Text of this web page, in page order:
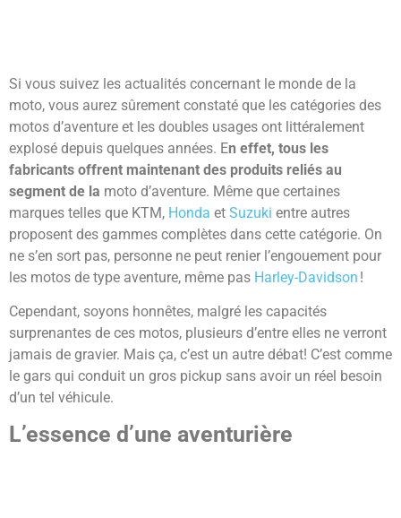
Si vous suivez les actualités concernant le monde de la
moto, vous aurez sûrement constaté que les catégories des
motos d’aventure et les doubles usages ont littéralement
explosé depuis quelques années. En effet, tous les
fabricants offrent maintenant des produits reliés au
segment de la moto d’aventure. Même que certaines
marques telles que KTM, Honda et Suzuki entre autres
proposent des gammes complètes dans cette catégorie. On
ne s’en sort pas, personne ne peut renier l’engouement pour
les motos de type aventure, même pas Harley-Davidson !
Cependant, soyons honnêtes, malgré les capacités
surprenantes de ces motos, plusieurs d’entre elles ne verront
jamais de gravier. Mais ça, c’est un autre débat! C’est comme
le gars qui conduit un gros pickup sans avoir un réel besoin
d’un tel véhicule.
L’essence d’une aventurière